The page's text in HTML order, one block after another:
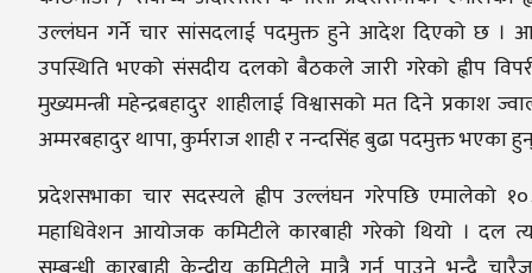
उल्लंघन गर्ने चार सांसदलाई पदमुक्त हुने आदेश दिएको छ ।
उपस्थिति भएको संसदीय दलको बैठकले जारी गरेको ह्वीप
मुख्यमन्त्री महेन्द्रबहादुर शाहीलाई विश्वासको मत दिने प्रकाश
अम्मरबहादुर थापा, कुर्मराज शाही र नन्दसिंह बुढा पदमुक्त भएका
प्रदेशसभाका चार सदस्यले ह्वीप उल्लंघन गरेपछि एमालेको
महाधिवेशन आयोजक कमिटीले कारबाही गरेको थियो । दल